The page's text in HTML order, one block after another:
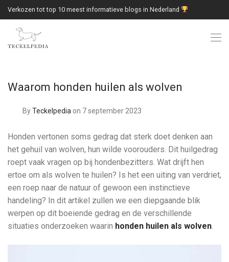
Verkozen tot top 10 meest informatieve blogs in Nederland
Waarom honden huilen als wolven
ByTeckelpedia on 7 september 2023
Honden vertonen soms gedrag dat sterk doet denken aan
het gehuil van wolven, hun wilde voorouders. Dit huilgedrag
roept vaak vragen op bij hondenbezitters. Wat drijft hen
ertoe om als wolven te huilen? Is het een uiting van verdriet,
een roep naar de natuur of gewoon een instinctieve
handeling? In dit artikel zullen we een diepgaande blik
werpen op dit boeiende gedrag en de verschillende
situaties onderzoeken waarin honden huilen als wolven.